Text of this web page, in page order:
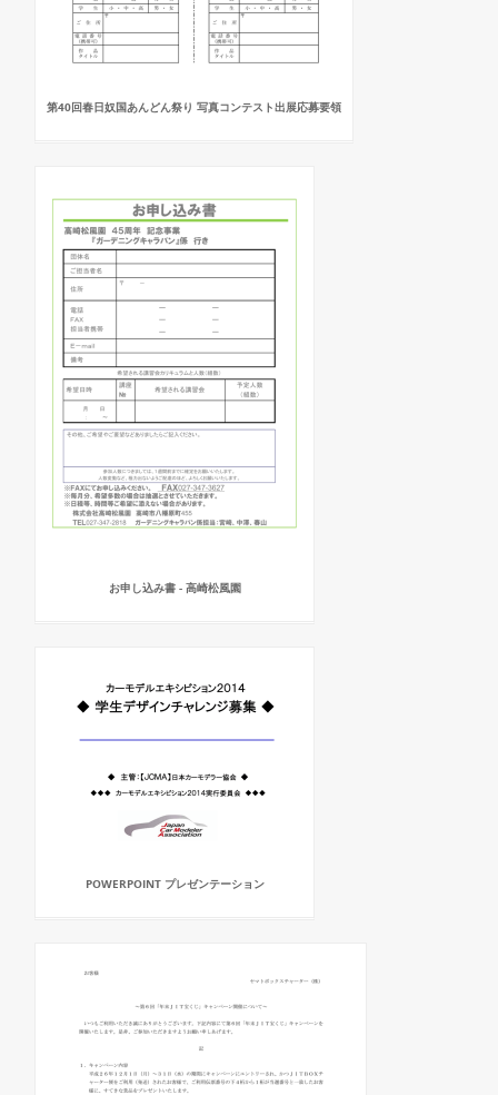
第40回春日奴国あんどん祭り 写真コンテスト出展応募要領
お申し込み書 - 高崎松風園
POWERPOINT プレゼンテーション